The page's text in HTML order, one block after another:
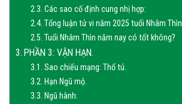
Các sao cố định cung nhị hợp:
Tổng luận tử vi năm 2025 tuổi Nhâm Thìn.
Tuổi Nhâm Thìn năm nay có tốt không?
PHẦN 3: VẬN HẠN.
Sao chiếu mạng: Thổ tú.
Hạn Ngũ mộ.
Ngũ hành: